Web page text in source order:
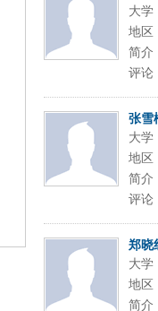
大学
地区
简介
评论
张雪
大学
地区
简介
评论
郑晓
大学
地区
简介